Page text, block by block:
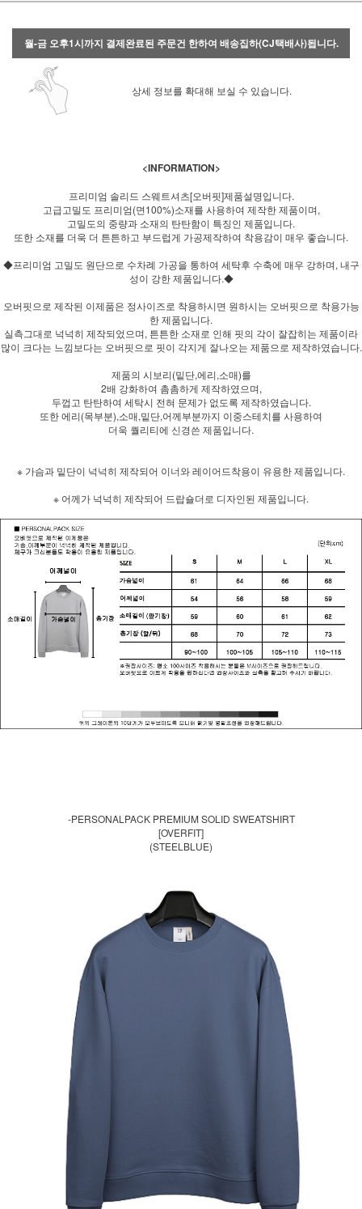
월-금 오후1시까지 결제완료된 주문건 한하여 배송집하(CJ택배사)됩니다.
상세 정보를 확대해 보실 수 있습니다.
<INFORMATION>
프리미엄 솔리드 스웨트셔츠[오버핏]제품설명입니다.
고급고밀도 프리미엄(면100%)소재를 사용하여 제작한 제품이며,
고밀도의 중량과 소재의 탄탄함이 특징인 제품입니다.
또한 소재를 더욱 더 튼튼하고 부드럽게 가공제작하여 착용감이 매우 좋습니다.
◆프리미엄 고밀도 원단으로 수차례 가공을 통하여 세탁후 수축에 매우 강하며, 내구
성이 강한 제품입니다.◆
오버핏으로 제작된 이제품은 정사이즈로 착용하시면 원하시는 오버핏으로 착용가능
한 제품입니다.
실측그대로 넉넉히 제작되었으며, 튼튼한 소재로 인해 핏의 각이 잘잡히는 제품이라
많이 크다는 느낌보다는 오버핏으로 핏이 각지게 잘나오는 제품으로 제작하였습니다.
제품의 시보리(밑단,에리,소매)를
2배 강화하여 촘촘하게 제작하였으며,
두껍고 탄탄하여 세탁시 전혀 문제가 없도록 제작하였습니다.
또한 에리(목부분),소매,밑단,어께부분까지 이중스테치를 사용하여
더욱 퀄리티에 신경쓴 제품입니다.
※ 가슴과 밑단이 넉넉히 제작되어 이너와 레이어드착용이 유용한 제품입니다.
※ 어께가 넉넉히 제작되어 드랍숄더로 디자인된 제품입니다.
-PERSONALPACK PREMIUM SOLID SWEATSHIRT
[OVERFIT]
(STEELBLUE)